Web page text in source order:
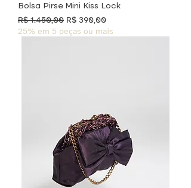
Bolsa Pirse Mini Kiss Lock
Preço normal
R$ 1.450,00 Preço promocional
R$ 390,00
25% em 5 peças ou mais